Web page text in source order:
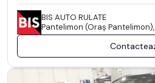
BIS AUTO RULATE
Pantelimon (Oraş